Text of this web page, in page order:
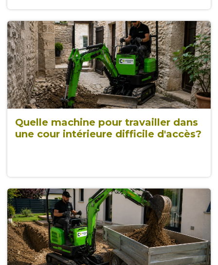
Quelle machine pour travailler dans
une cour intérieure difficile d'accès?